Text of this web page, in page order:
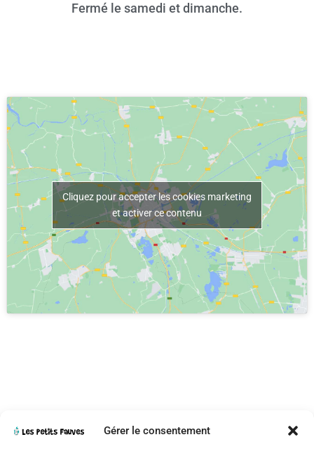
Gérer le consentement
Fermé le samedi et dimanche.
Cliquez pour accepter les cookies marketing
et activer ce contenu